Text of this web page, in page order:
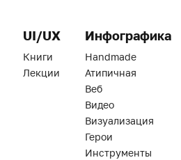
UI/UX
Книги
Лекции
Инфографика
Handmade
Атипичная
Веб
Видео
Визуализация
Герои
Инструменты